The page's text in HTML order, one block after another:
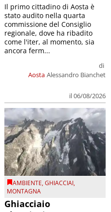
Aosta
di
Alessandro Bianchet
il 06/08/2026
Il primo cittadino di Aosta è
stato audito nella quarta
commissione del Consiglio
regionale, dove ha ribadito
come l'iter, al momento, sia
ancora ferm...
AMBIENTE,GHIACCIAI,
MONTAGNA
Ghiacciaio